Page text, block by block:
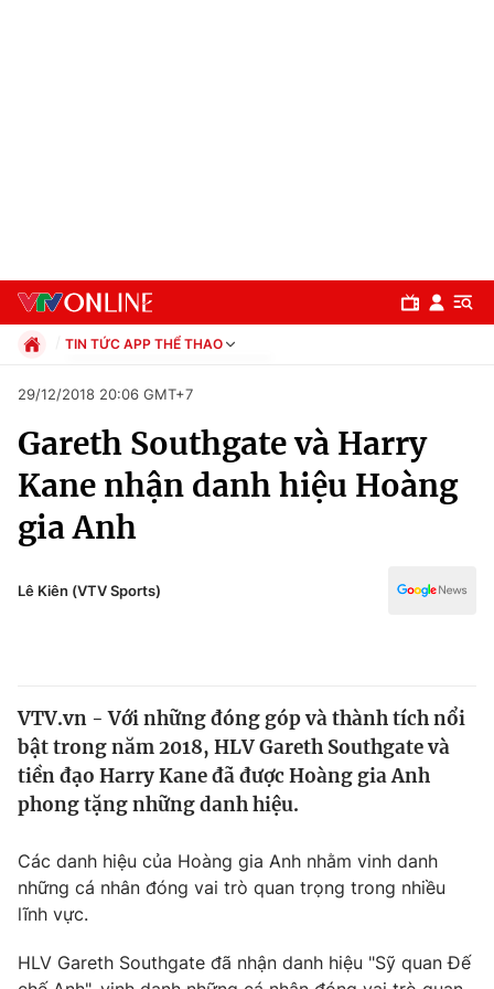
Chuyên mục
Chính trị
Thế giới
Tin tức
Câu chuyện quốc tế
Kinh tế
Tài chính
Thị trường
Góc doanh nghiệp
Dữ liệu và đời sống
TIN TỨC APP THỂ THAO
Xã hội
Pháp luật
Thể thao
Truyền hình
Đời sống
29/12/2018 20:06 GMT+7
Gareth Southgate và Harry
Kane nhận danh hiệu Hoàng
gia Anh
Lê Kiên (VTV Sports)
VTV.vn - Với những đóng góp và thành tích nổi
bật trong năm 2018, HLV Gareth Southgate và
tiền đạo Harry Kane đã được Hoàng gia Anh
phong tặng những danh hiệu.
Các danh hiệu của Hoàng gia Anh nhằm vinh danh
những cá nhân đóng vai trò quan trọng trong nhiều
lĩnh vực.
HLV Gareth Southgate đã nhận danh hiệu "Sỹ quan Đế